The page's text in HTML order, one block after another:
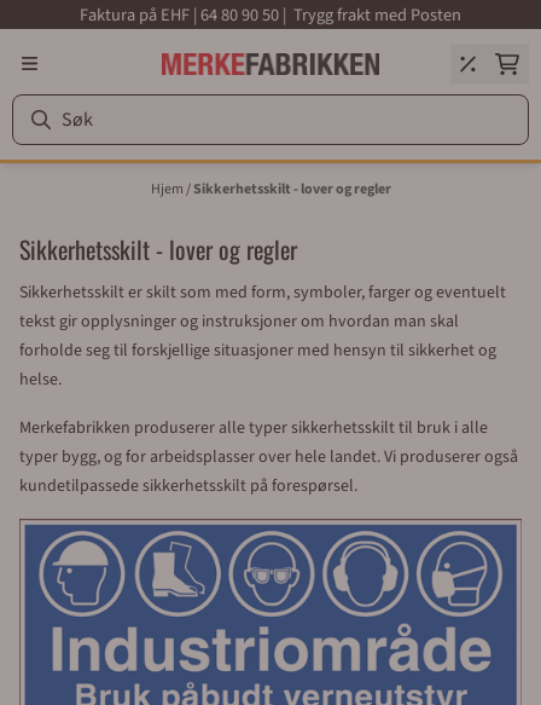
Hopp til innholdFaktura på EHF | 64 80 90 50 | Trygg frakt med Posten
Hjem/Sikkerhetsskilt - lover og regler
Sikkerhetsskilt - lover og regler
Sikkerhetsskilt er skilt som med form, symboler, farger og eventuelt
tekst gir opplysninger og instruksjoner om hvordan man skal
forholde seg til forskjellige situasjoner med hensyn til sikkerhet og
helse.
Merkefabrikken produserer alle typer sikkerhetsskilt til bruk i alle
typer bygg, og for arbeidsplasser over hele landet. Vi produserer også
kundetilpassede sikkerhetsskilt på forespørsel.